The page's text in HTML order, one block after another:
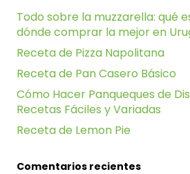
Todo sobre la muzzarella: qué
dónde comprar la mejor en
Receta de Pizza Napolitana
Receta de Pan Casero Básico
Cómo Hacer Panqueques de
Recetas Fáciles y Variadas
Receta de Lemon Pie
Comentarios recientes